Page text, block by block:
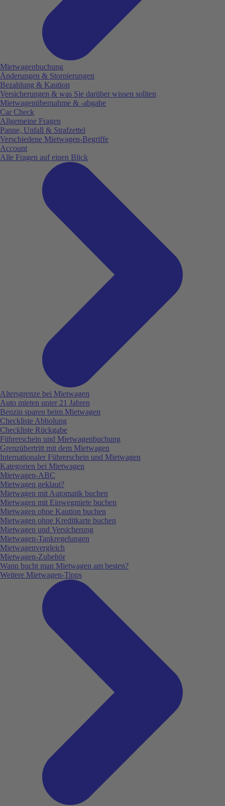
Mietwagenbuchung
Änderungen & Stornierungen
Bezahlung & Kaution
Versicherungen & was Sie darüber wissen sollten
Mietwagenübernahme & -abgabe
Car Check
Allgemeine Fragen
Panne, Unfall & Strafzettel
Verschiedene Mietwagen-Begriffe
Account
Alle Fragen auf einen Blick
Altersgrenze bei Mietwagen
Auto mieten unter 21 Jahren
Benzin sparen beim Mietwagen
Checkliste Abholung
Checkliste Rückgabe
Führerschein und Mietwagenbuchung
Grenzübertritt mit dem Mietwagen
Internationaler Führerschein und Mietwagen
Kategorien bei Mietwagen
Mietwagen-ABC
Mietwagen geklaut?
Mietwagen mit Automatik buchen
Mietwagen mit Einwegmiete buchen
Mietwagen ohne Kaution buchen
Mietwagen ohne Kreditkarte buchen
Mietwagen und Versicherung
Mietwagen-Tankregelungen
Mietwagenvergleich
Mietwagen-Zubehör
Wann bucht man Mietwagen am besten?
Weitere Mietwagen-Tipps